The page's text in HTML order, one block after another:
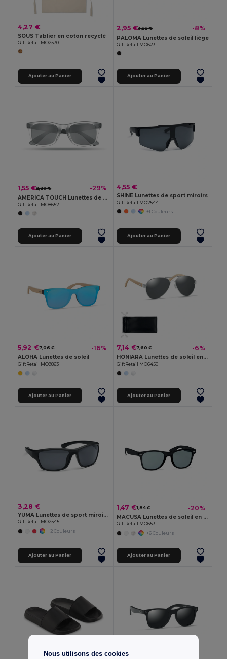
4,27 €
SOUS Tablier en coton recyclé
GiftRetail MO2570
Ajouter au Panier
2,95 €3,22 € -8%
PALOMA Lunettes de soleil liège
GiftRetail MO6231
Ajouter au Panier
1,55 €2,20 € -29%
AMERICA TOUCH Lunettes de soleil miroir
GiftRetail MO8652
Ajouter au Panier
4,55 €
SHINE Lunettes de sport miroirs
GiftRetail MO2544
+1 Couleurs
Ajouter au Panier
5,92 €7,06 € -16%
ALOHA Lunettes de soleil
GiftRetail MO9863
Ajouter au Panier
7,14 €7,60 € -6%
HONIARA Lunettes de soleil en bambou
GiftRetail MO6450
Ajouter au Panier
3,28 €
YUMA Lunettes de sport miroir UV400
GiftRetail MO2545
+2 Couleurs
Ajouter au Panier
1,47 €1,84 € -20%
MACUSA Lunettes de soleil en RPET
GiftRetail MO6531
+6 Couleurs
Ajouter au Panier
Nous utilisons des cookies